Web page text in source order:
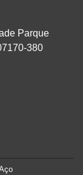
Parque
380